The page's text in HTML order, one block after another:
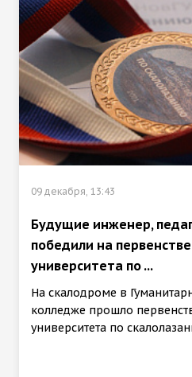
09 декабря, 13:43
Будущие инженер,
победили на
университета по ...
На скалодроме в
колледже прошло
университета по